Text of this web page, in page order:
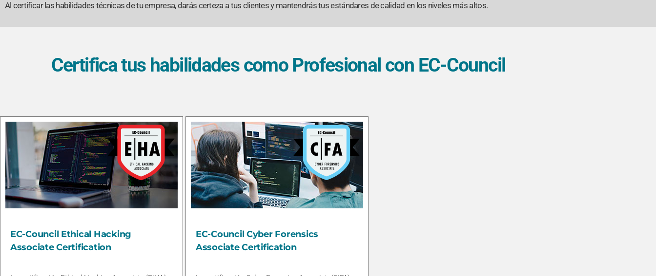
Al certificar las habilidades técnicas de tu empresa, darás certeza a tus clientes y mantendrás tus estándares de calidad en los niveles más altos.
Certifica tus habilidades como Profesional con EC-Council
EC-Council Ethical Hacking
Associate Certification
EC-Council Cyber Forensics
Associate Certification